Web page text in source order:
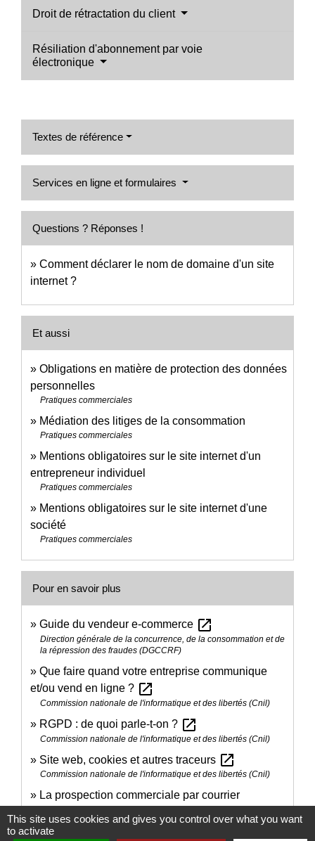
Droit de rétractation du client
Résiliation d'abonnement par voie
électronique
Textes de référence
Services en ligne et formulaires
Questions ? Réponses !
Comment déclarer le nom de domaine d'un site
internet ?
Et aussi
Obligations en matière de protection des données
personnelles
Pratiques commerciales
Médiation des litiges de la consommation
Pratiques commerciales
Mentions obligatoires sur le site internet d'un
entrepreneur individuel
Pratiques commerciales
Mentions obligatoires sur le site internet d'une
société
Pratiques commerciales
Pour en savoir plus
Guide du vendeur e-commerce open_in_new
Direction générale de la concurrence, de la consommation et de
la répression des fraudes (DGCCRF)
Que faire quand votre entreprise communique
et/ou vend en ligne ? open_in_new
Commission nationale de l'informatique et des libertés (Cnil)
RGPD : de quoi parle-t-on ? open_in_new
Commission nationale de l'informatique et des libertés (Cnil)
Site web, cookies et autres traceurs open_in_new
Commission nationale de l'informatique et des libertés (Cnil)
La prospection commerciale par courrier
open_in_new
Commission nationale de l'informatique et des libertés (Cnil)
This site uses cookies and gives you control over what you want
to activate